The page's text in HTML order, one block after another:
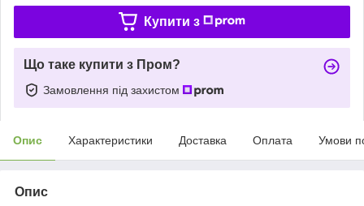
Купити з
Що таке купити з Пром?
Замовлення під захистом
Опис Характеристики Доставка Оплата Умови
Опис